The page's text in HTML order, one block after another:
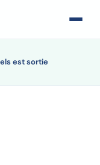
est sortie